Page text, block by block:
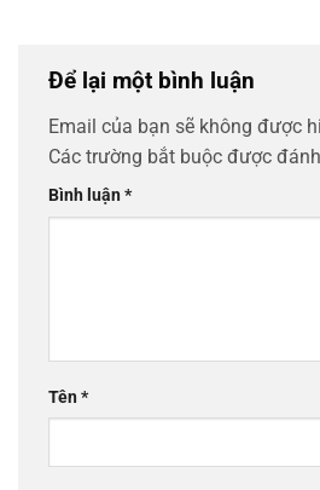
Để lại một bình luận
Email của bạn sẽ không được
Các trường bắt buộc được
Bình luận*
Tên*